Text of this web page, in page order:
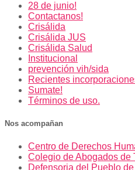
28 de junio!
Contactanos!
Crisálida
Crisálida JUS
Crisálida Salud
Institucional
prevención vih/sida
Recientes
Sumate!
Términos de uso.
Nos acompañan
Centro de Derechos
Colegio de Abogados de
Defensoria del Pueblo